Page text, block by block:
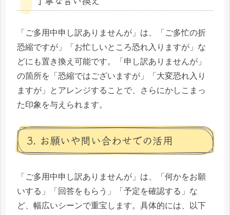
「ご多用中申し訳ありませんが」は、「ご多忙の折
恐縮ですが」「お忙しいところ恐れ入りますが」な
どにも置き換え可能です。「申し訳ありませんが」
の箇所を「恐縮ではございますが」「大変恐れ入り
ますが」とアレンジすることで、さらにかしこまっ
た印象を与えられます。
3. お願いや問い合わせでの活用
「ご多用中申し訳ありませんが」は、「何かをお願
いする」「回答をもらう」「予定を確認する」な
ど、幅広いシーンで重宝します。具体的には、以下